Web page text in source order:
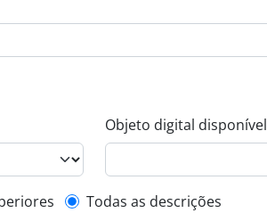
Objeto digital disponível
nível superior
Todas as descrições